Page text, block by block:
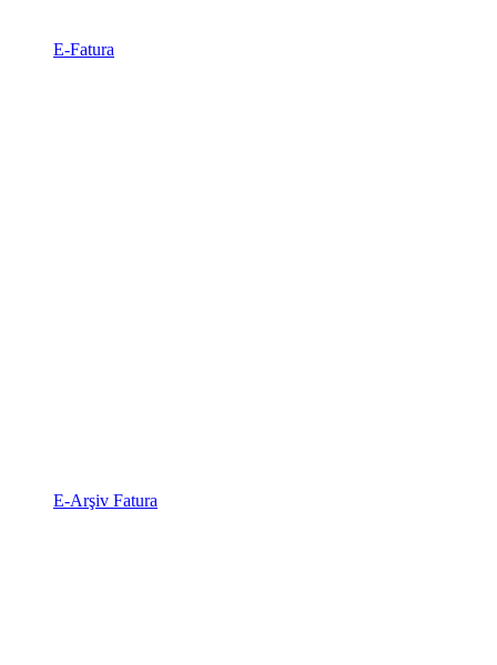
E-Fatura
E-Arşiv Fatura